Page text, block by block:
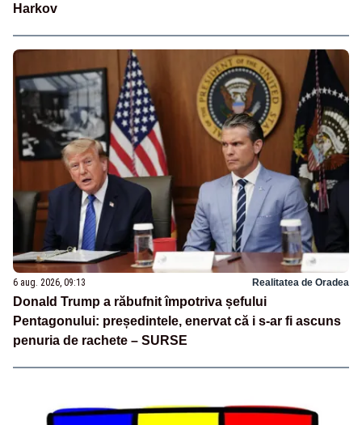
Harkov
6 aug. 2026, 09:13 Realitatea de Oradea
Donald Trump a răbufnit împotriva șefului
Pentagonului: președintele, enervat că i s-ar fi ascuns
penuria de rachete – SURSE